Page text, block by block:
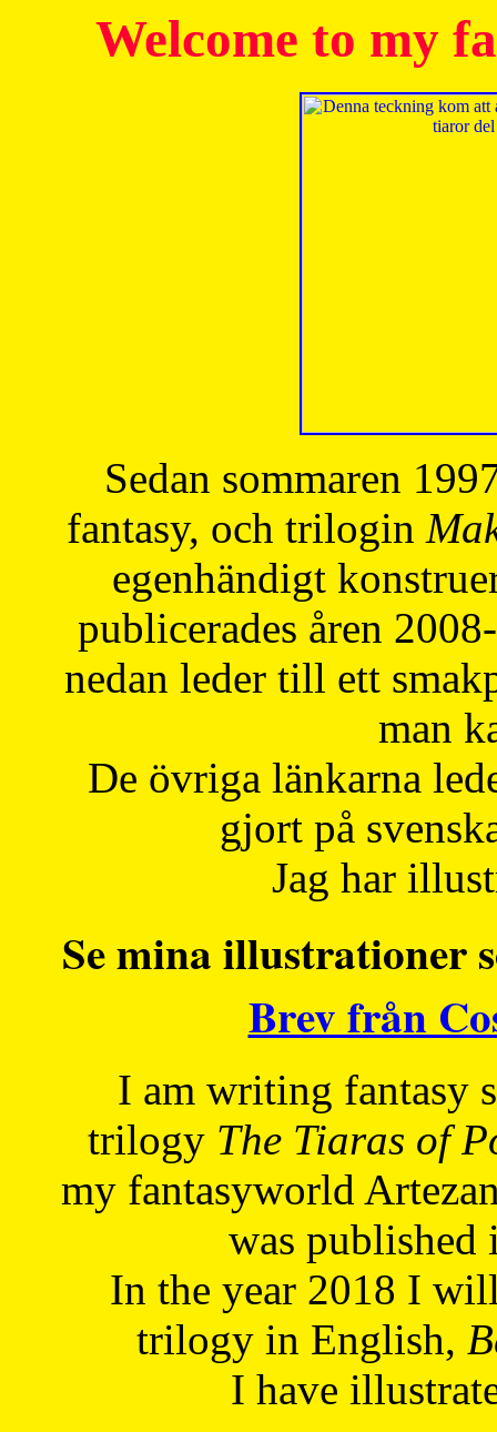
Welcome to my
Sedan sommaren
fantasy, och trilogin
egenhändigt
publicerades åren
nedan leder till ett
man
De övriga länkarna
gjort på
Jag har
Se mina illustrationer
Brev från
I am writing fantasy
trilogy The Tiaras of
my fantasyworld
was published
In the year 2018 I
trilogy in English,
I have